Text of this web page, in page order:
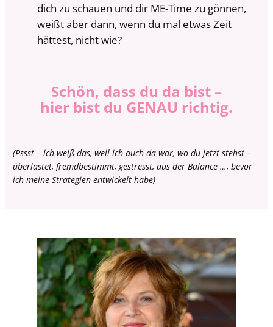
dich zu schauen und dir ME-Time zu gönnen,
weißt aber dann, wenn du mal etwas Zeit
hättest, nicht wie?
Schön, dass du da bist –
hier bist du GENAU richtig.
(Pssst – ich weiß das, weil ich auch da war, wo du jetzt stehst –
überlastet, fremdbestimmt, gestresst, aus der Balance …, bevor
ich meine Strategien entwickelt habe)